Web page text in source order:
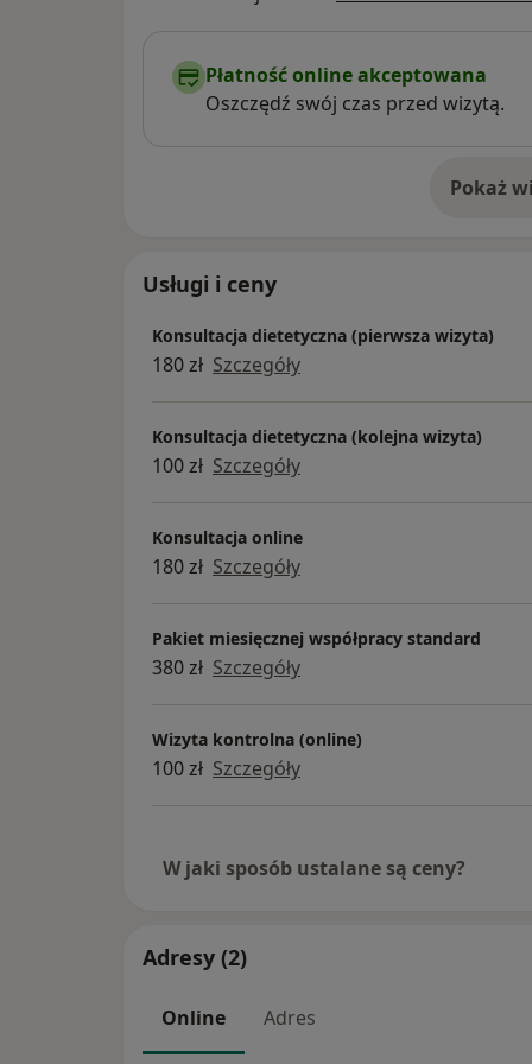
Płatność online akceptowana
Oszczędź swój czas przed wizytą.
Pokażo
Usługi i ceny
Konsultacja dietetyczna (pierwsza wizyta)
180 zł Szczegóły
Konsultacja dietetyczna (kolejna wizyta)
100 zł Szczegóły
Konsultacja online
180 zł Szczegóły
Pakiet miesięcznej współpracy standard
380 zł Szczegóły
Wizyta kontrolna (online)
100 zł Szczegóły
W jaki sposób ustalane są ceny?
Adresy (2)
Online Adres